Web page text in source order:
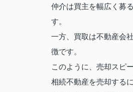
仲介は買主を幅広く募
す。
一方、買取は不動産会
徴です。
このように、売却スピ
相続不動産を売却する